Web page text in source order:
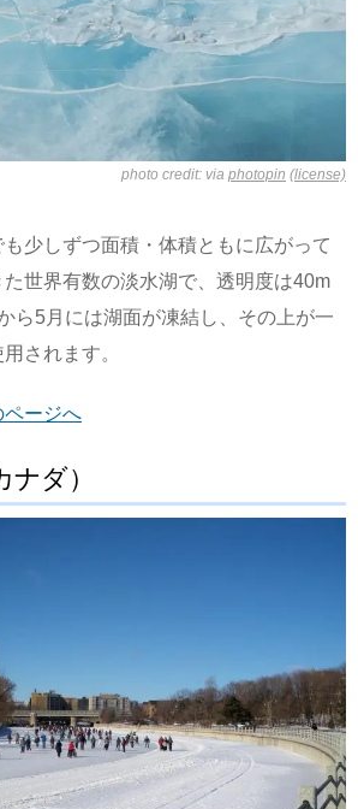
photo credit: via photopin (license)
少しずつ面積・体積ともに広がって
世界有数の淡水湖で、透明度は40m
ら5月には湖面が凍結し、その上が一
されます。
ページへ
ダ）